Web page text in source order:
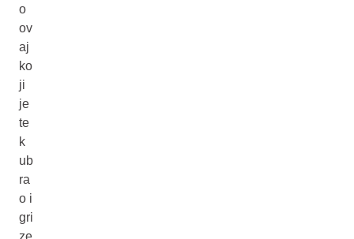
o
ov
aj
ko
ji
je
te
k
ub
ra
o i
gri
ze